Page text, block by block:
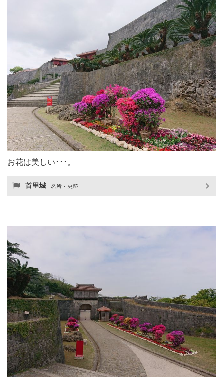
お花は美しい･･･。
首里城 名所・史跡